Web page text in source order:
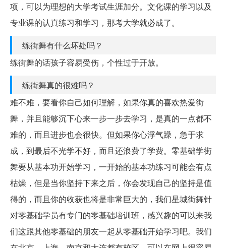
项，可以为理想的大学考试生涯加分。文化课的学习以及
专业课的认真练习和学习，那考大学就必成了。
练街舞有什么坏处吗？
练街舞的话孩子容易受伤，个性过于开放。
练街舞真的很难吗？
难不难，要看你自己如何理解，如果你真的喜欢热爱街
舞，并且能够沉下心来一步一步去学习，是真的一点都不
难的，而且进步也会很快。但如果你心浮气躁，急于求
成，到最后不光学不好，而且还浪费了学费。零基础学街
舞要从基本功开始学习，一开始的基本功练习可能会有点
枯燥，但是当你坚持下来之后，你会发现自己的坚持是值
得的，而且你的收获也将是非常巨大的，我们星城街舞针
对零基础学员有专门的零基础培训班，感兴趣的可以来我
们这跟其他零基础的朋友一起从零基础开始学习吧。我们